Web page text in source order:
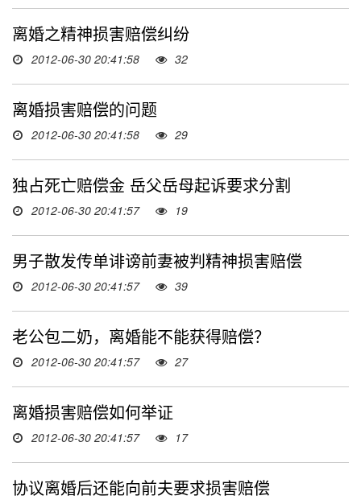
离婚之精神损害赔偿纠纷
2012-06-30 20:41:58 32
离婚损害赔偿的问题
2012-06-30 20:41:58 29
独占死亡赔偿金 岳父岳母起诉要求分割
2012-06-30 20:41:57 19
男子散发传单诽谤前妻被判精神损害赔偿
2012-06-30 20:41:57 39
老公包二奶，离婚能不能获得赔偿？
2012-06-30 20:41:57 27
离婚损害赔偿如何举证
2012-06-30 20:41:57 17
协议离婚后还能向前夫要求损害赔偿